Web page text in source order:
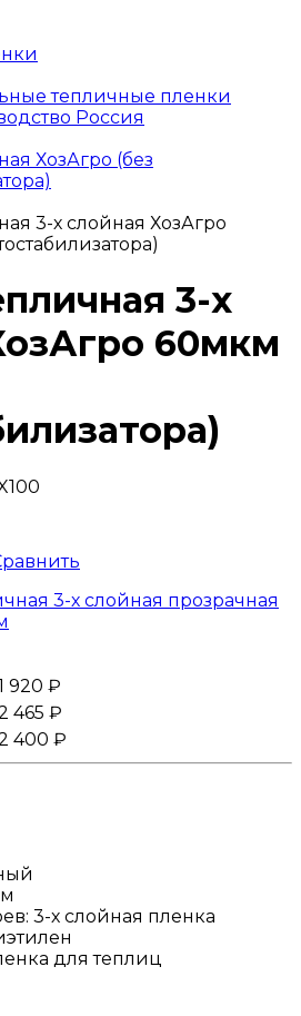
тепличные пленки
Россия
ХозАгро (без
3-х слойная ХозАгро
3-х
60мкм
920 ₽
465 ₽
400 ₽
3-х слойная пленка
для теплиц